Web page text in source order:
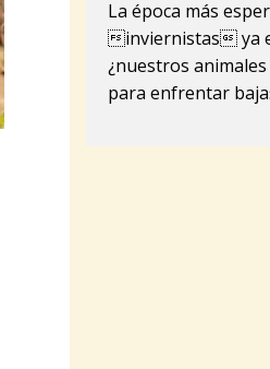
La época más
inviernistas ya
¿nuestros
para enfrentar